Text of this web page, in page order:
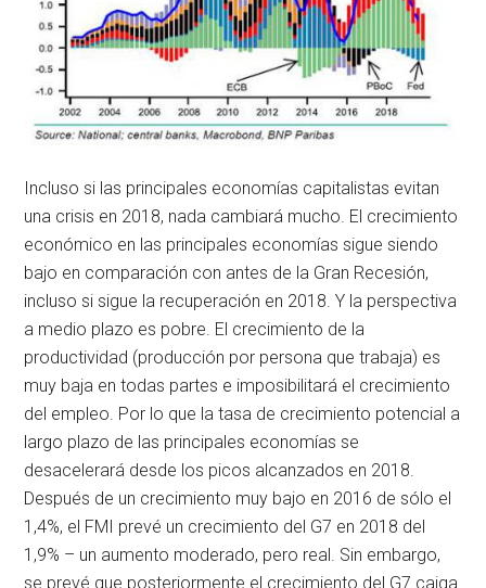
Incluso si las principales economías capitalistas evitan
una crisis en 2018, nada cambiará mucho. El crecimiento
económico en las principales economías sigue siendo
bajo en comparación con antes de la Gran Recesión,
incluso si sigue la recuperación en 2018. Y la perspectiva
a medio plazo es pobre. El crecimiento de la
productividad (producción por persona que trabaja) es
muy baja en todas partes e imposibilitará el crecimiento
del empleo. Por lo que la tasa de crecimiento potencial a
largo plazo de las principales economías se
desacelerará desde los picos alcanzados en 2018.
Después de un crecimiento muy bajo en 2016 de sólo el
1,4%, el FMI prevé un crecimiento del G7 en 2018 del
1,9% – un aumento moderado, pero real. Sin embargo,
se prevé que posteriormente el crecimiento del G7 caiga